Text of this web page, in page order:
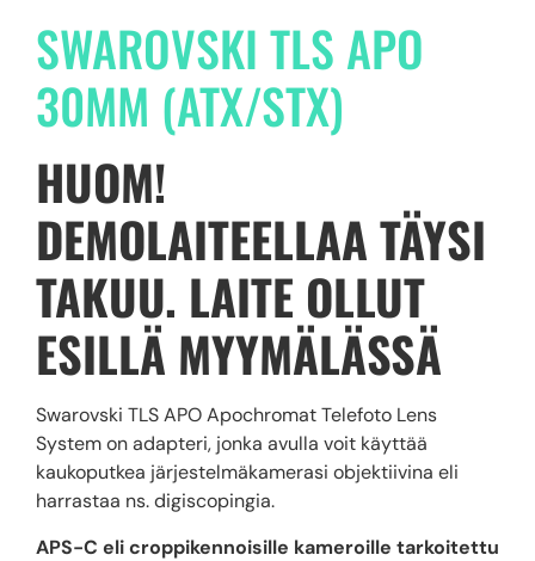
SWAROVSKI TLS APO
30MM (ATX/STX)
HUOM!
DEMOLAITEELLAA TÄYSI
TAKUU. LAITE OLLUT
ESILLÄ MYYMÄLÄSSÄ
Swarovski TLS APO Apochromat Telefoto Lens
System on adapteri, jonka avulla voit käyttää
kaukoputkea järjestelmäkamerasi objektiivina eli
harrastaa ns. digiscopingia.
APS-C eli croppikennoisille kameroille tarkoitettu